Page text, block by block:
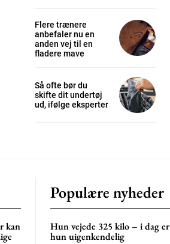
/ year
MONTHLY PRICING
Flere trænere
anbefaler nu en
anden vej til en
fladere mave
Så ofte bør du
skifte dit undertøj
ud, ifølge eksperter
kan
Populære nyheder
Hun vejede 325 kilo – i dag er
hun uigenkendelig